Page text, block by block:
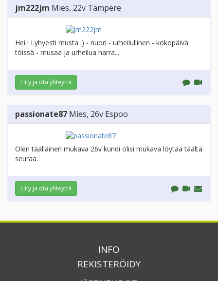
jm222jm Mies, 22v Tampere
Hei ! Lyhyesti musta :) - nuori - urheilullinen - kokopäivä
töissä - musaa ja urheilua harra...
Liity ja ota yhteyttä
passionate87 Mies, 26v Espoo
Olen täälläinen mukava 26v kundi olisi mukava löytää täältä
seuraa.
Liity ja ota yhteyttä
INFO
REKISTERÖIDY